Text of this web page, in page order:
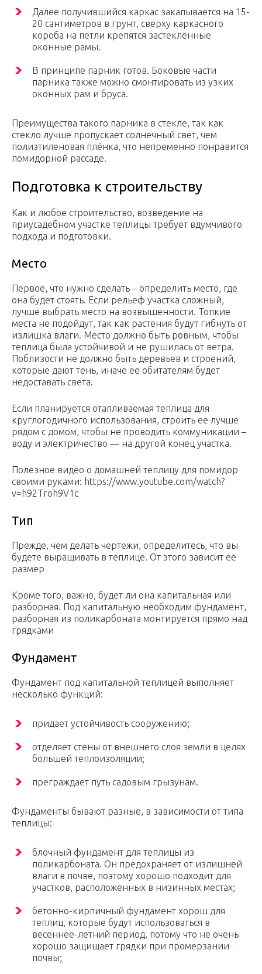
Далее получившийся каркас закапывается на 15-
20 сантиметров в грунт, сверху каркасного
короба на петли крепятся застеклённые
оконные рамы.
В принципе парник готов. Боковые части
парника также можно смонтировать из узких
оконных рам и бруса.
Преимущества такого парника в стекле, так как
стекло лучше пропускает солнечный свет, чем
полиэтиленовая плёнка, что непременно понравится
помидорной рассаде.
Подготовка к строительству
Как и любое строительство, возведение на
приусадебном участке теплицы требует вдумчивого
подхода и подготовки.
Место
Первое, что нужно сделать – определить место, где
она будет стоять. Если рельеф участка сложный,
лучше выбрать место на возвышенности. Топкие
места не подойдут, так как растения будут гибнуть от
излишка влаги. Место должно быть ровным, чтобы
теплица была устойчивой и не рушилась от ветра.
Поблизости не должно быть деревьев и строений,
которые дают тень, иначе ее обитателям будет
недоставать света.
Если планируется отапливаемая теплица для
круглогодичного использования, строить ее лучше
рядом с домом, чтобы не проводить коммуникации –
воду и электричество — на другой конец участка.
Полезное видео о домашней теплицу для помидор
своими руками: https://www.youtube.com/watch?
v=h92Troh9V1c
Тип
Прежде, чем делать чертежи, определитесь, что вы
будете выращивать в теплице. От этого зависит ее
размер
Кроме того, важно, будет ли она капитальная или
разборная. Под капитальную необходим фундамент,
разборная из поликарбоната монтируется прямо над
грядками
Фундамент
Фундамент под капитальной теплицей выполняет
несколько функций:
придает устойчивость сооружению;
отделяет стены от внешнего слоя земли в целях
большей теплоизоляции;
преграждает путь садовым грызунам.
Фундаменты бывают разные, в зависимости от типа
теплицы:
блочный фундамент для теплицы из
поликарбоната. Он предохраняет от излишней
влаги в почве, поэтому хорошо подходит для
участков, расположенных в низинных местах;
бетонно-кирпичный фундамент хорош для
теплиц, которые будут использоваться в
весеннее-летний период, потому что не очень
хорошо защищает грядки при промерзании
почвы;